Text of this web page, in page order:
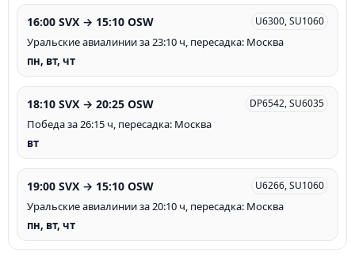
16:00 SVX → 15:10 OSW U6300, SU1060
Уральские авиалинии за 23:10 ч, пересадка: Москва
пн, вт, чт
18:10 SVX → 20:25 OSW DP6542, SU6035
Победа за 26:15 ч, пересадка: Москва
вт
19:00 SVX → 15:10 OSW U6266, SU1060
Уральские авиалинии за 20:10 ч, пересадка: Москва
пн, вт, чт